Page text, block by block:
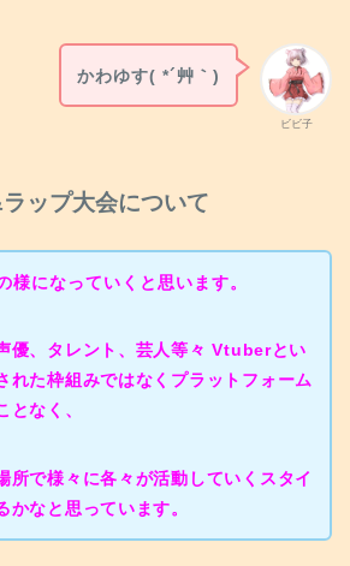
ビビ子
かわゆす( *´艸｀)
ップ大会について
様になっていくと思います。
優、タレント、芸人等々 Vtuberとい
れた枠組みではなくプラットフォーム
となく、
所で様々に各々が活動していくスタイ
かなと思っています。